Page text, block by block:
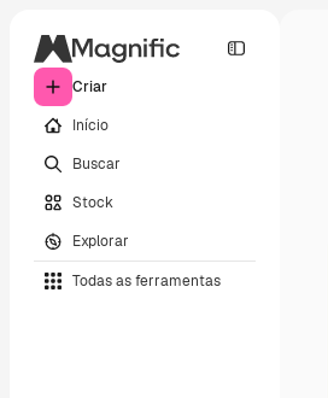
Criar
Início
Buscar
Stock
Explorar
Todas as ferramentas